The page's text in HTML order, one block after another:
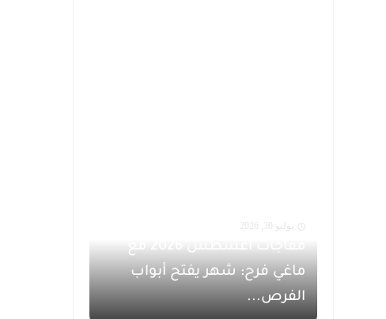
يوليو 30, 2026
مفاجآت أغسطس 2026 مع
ماغي فرح: شهر يفتح أبواب
الفرص...